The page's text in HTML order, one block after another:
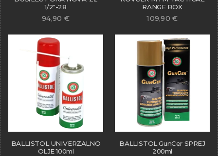
1/2″-28
94,90 €
RANGE BOX
109,90€
BALLISTOL UNIVERZALNO
OLJE 100ml
BALLISTOL GunCer SPREJ
200ml